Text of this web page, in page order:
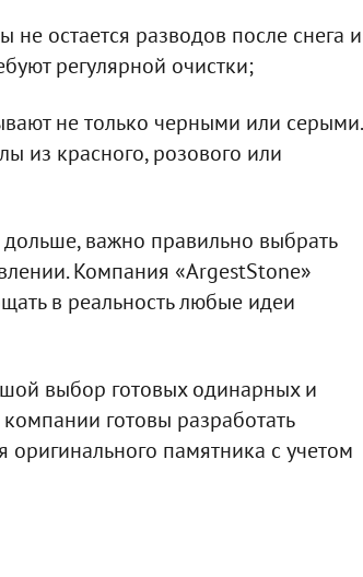
не остается разводов после снега и
регулярной очистки;
не только черными или серыми.
из красного, розового или
важно правильно выбрать
Компания «ArgestStone»
в реальность любые идеи
выбор готовых одинарных и
готовы разработать
памятника с учетом